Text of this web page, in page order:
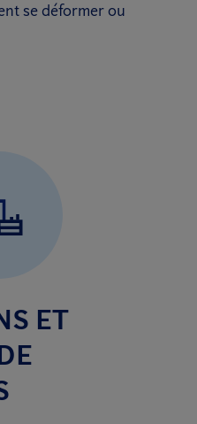
se déformer ou
ET